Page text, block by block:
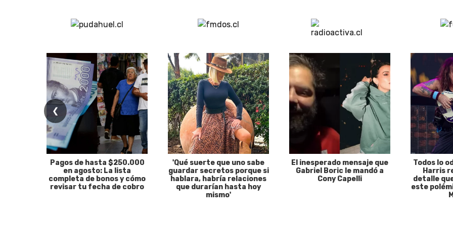
❮
Pagos de hasta $250.000
en agosto: La lista
completa de bonos y cómo
revisar tu fecha de cobro
'Qué suerte que uno sabe
guardar secretos porque si
hablara, habría relaciones
que durarían hasta hoy
mismo'
El inesperado mensaje que
Gabriel Boric le mandó a
Cony Capelli
Todos lo
Harris
detalle
este